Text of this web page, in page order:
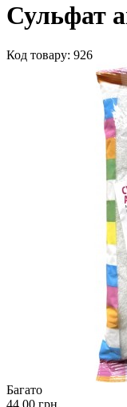
Сульфат
Код товару: 926
Багато
44.00 грн.